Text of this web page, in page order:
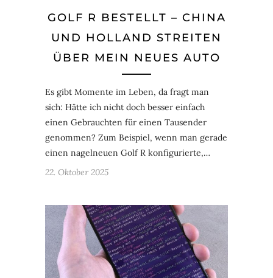
GOLF R BESTELLT – CHINA
UND HOLLAND STREITEN
ÜBER MEIN NEUES AUTO
Es gibt Momente im Leben, da fragt man
sich: Hätte ich nicht doch besser einfach
einen Gebrauchten für einen Tausender
genommen? Zum Beispiel, wenn man gerade
einen nagelneuen Golf R konfigurierte,…
22. Oktober 2025